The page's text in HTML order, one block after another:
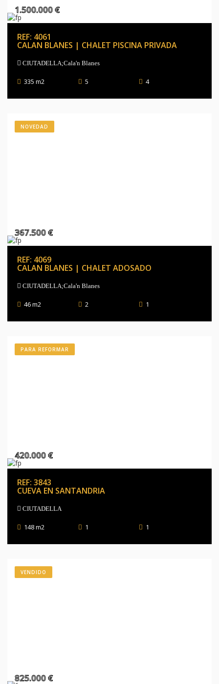
1.500.000 €
REF: 4061
CALAN BLANES | CHALET PISCINA PRIVADA
CIUTADELLA;Cala'n Blanes
335 m2 5 4
NOVEDAD
367.500 €
REF: 4069
CALAN BLANES | CHALET ADOSADO
CIUTADELLA;Cala'n Blanes
46 m2 2 1
PARA REFORMAR
420.000 €
REF: 3843
CUEVA EN SANTANDRIA
CIUTADELLA
148 m2 1 1
VENDIDO
825.000 €